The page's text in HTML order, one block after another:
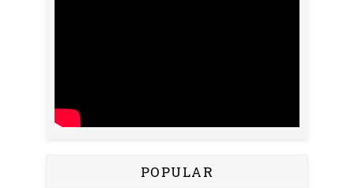
POPULAR